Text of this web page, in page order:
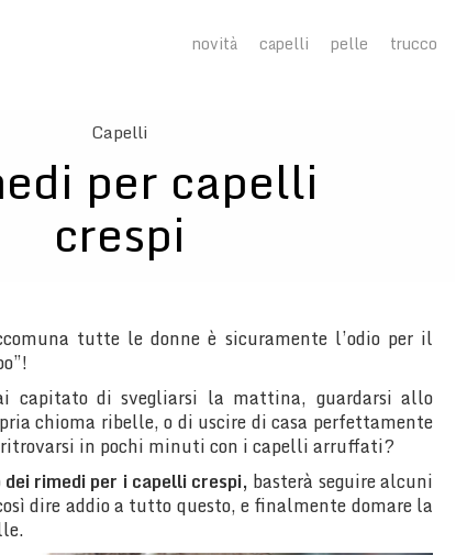
novità capelli pelle trucco
Capelli
per capelli
crespi
tutte le donne è sicuramente l’odio per il
capitato di svegliarsi la mattina, guardarsi allo
chioma ribelle, o di uscire di casa perfettamente
ritrovarsi in pochi minuti con i capelli arruffati?
dei rimedi per i capelli crespi, basterà seguire alcuni
dire addio a tutto questo, e finalmente domare la